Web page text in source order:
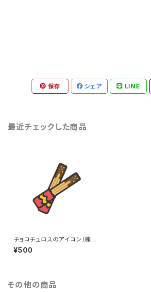
保存 シェア LINE
最近チェックした商品
チョコチュロスのアイコン（線画
カラー）のイラスト
¥500
その他の商品